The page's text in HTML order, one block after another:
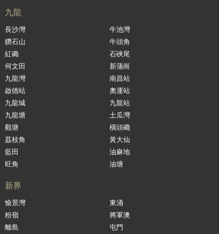
九龍
長沙灣
鑽石山
紅磡
何文田
九龍灣
啟德站
九龍城
九龍塘
觀塘
荔枝角
藍田
旺角
牛池灣
牛頭角
石硤尾
新蒲崗
南昌站
奧運站
九龍站
土瓜灣
橫頭磡
黃大仙
油麻地
油塘
新界
愉景灣
粉嶺
離島
東涌
將軍澳
屯門